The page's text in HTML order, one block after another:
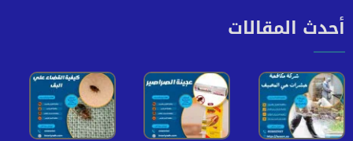
أحدث المقالات